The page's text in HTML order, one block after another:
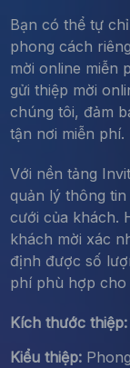
Bạn có thể tự
phong cách
mời online miễn
gửi thiệp mời
chúng tôi, đảm
tận nơi miễn phí.
Với nền tảng
quản lý thông
cưới của khách.
khách mời xác
định được số
phí phù hợp cho
Kích thước thiệp:
Kiểu thiệp: